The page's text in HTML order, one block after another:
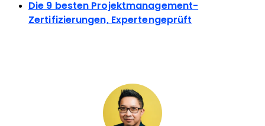
Die 9 besten Projektmanagement-
Zertifizierungen, Expertengeprüft